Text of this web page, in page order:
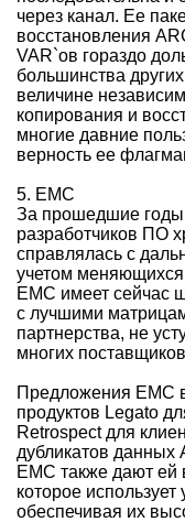
через канал. Ее
восстановления
VAR`ов гораздо
большинства
величине
копирования и
многие давние
верность ее
5. EMC
За прошедшие годы
разработчиков ПО
справлялась с
учетом меняющихся
EMC имеет сейчас
с лучшими
партнерства, не
многих
Предложения EMC
продуктов Legato
Retrospect для
дубликатов данных
EMC также дают
которое
обеспечивая их